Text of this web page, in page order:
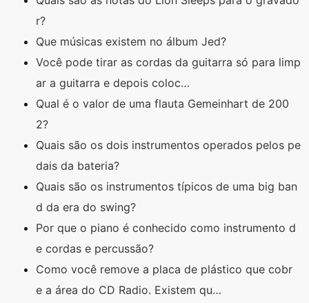
r?
Que músicas existem no álbum Jed?
Você pode tirar as cordas da guitarra só para limp
ar a guitarra e depois coloc…
Qual é o valor de uma flauta Gemeinhart de 200
2?
Quais são os dois instrumentos operados pelos pe
dais da bateria?
Quais são os instrumentos típicos de uma big ban
d da era do swing?
Por que o piano é conhecido como instrumento d
e cordas e percussão?
Como você remove a placa de plástico que cobr
e a área do CD Radio. Existem qu…